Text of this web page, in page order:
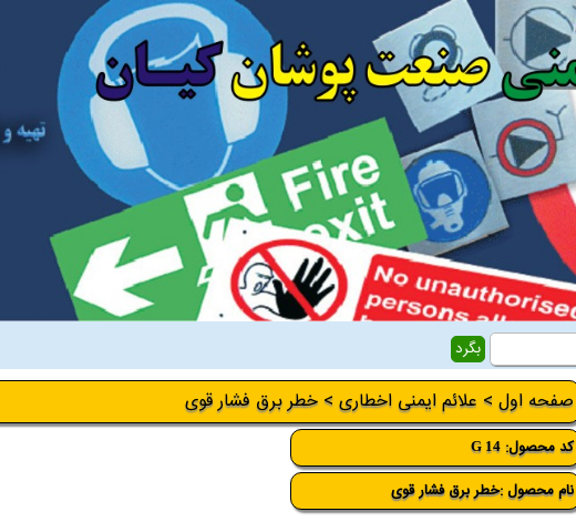
صفحه اول> علائم ایمنی اخطاری> خطر برق فشار قوی
کد محصول: G 14
نام محصول :خطر برق فشار قوی